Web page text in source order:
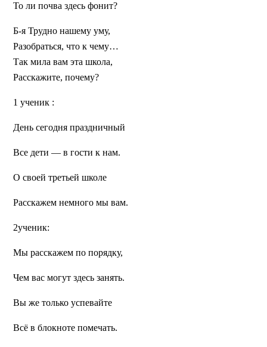
То ли почва здесь фонит?
Б-я Трудно нашему уму,
Разобраться, что к чему…
Так мила вам эта школа,
Расскажите, почему?
1 ученик :
День сегодня праздничный
Все дети — в гости к нам.
О своей третьей школе
Расскажем немного мы вам.
2ученик:
Мы расскажем по порядку,
Чем вас могут здесь занять.
Вы же только успевайте
Всё в блокноте помечать.